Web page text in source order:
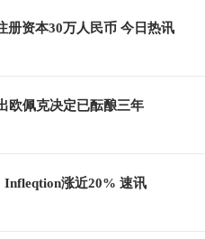
册资本30万人民币 今日热讯
欧佩克决定已酝酿三年
Infleqtion涨近20% 速讯